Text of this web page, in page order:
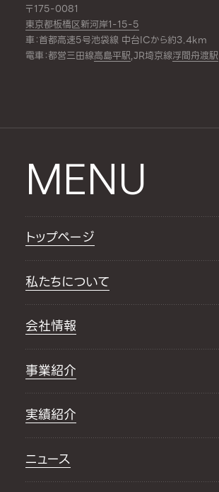
〒175-0081
東京都板橋区新河岸1-15-5
車：首都高速5号池袋線 中台ICから約3.4km
電車：都営三田線高島平駅,JR埼京線浮間舟渡駅
MENU
トップページ
私たちについて
会社情報
事業紹介
実績紹介
ニュース